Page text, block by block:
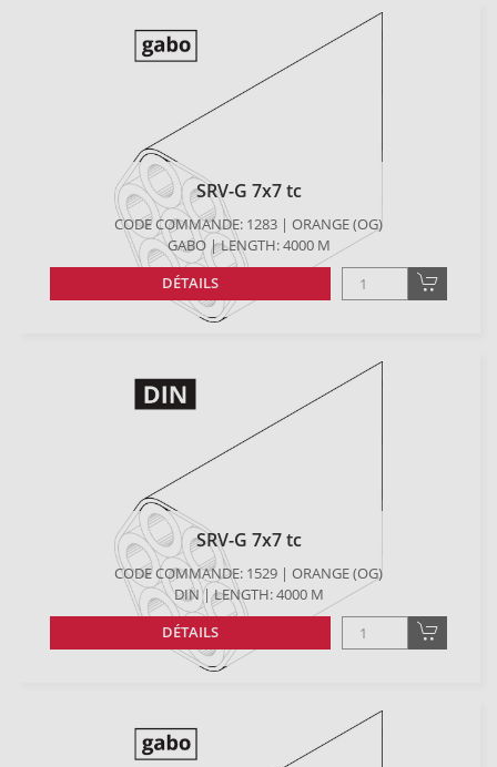
SRV-G 7x7 tc
CODE COMMANDE: 1283 | ORANGE (OG)
GABO | LENGTH: 4000 M
DÉTAILS
SRV-G 7x7 tc
CODE COMMANDE: 1529 | ORANGE (OG)
DIN | LENGTH: 4000 M
DÉTAILS